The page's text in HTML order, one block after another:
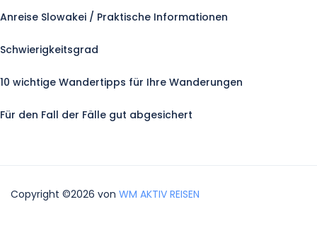
Anreise Slowakei / Praktische Informationen
Schwierigkeitsgrad
10 wichtige Wandertipps für Ihre Wanderungen
Für den Fall der Fälle gut abgesichert
Copyright ©2026 von WM AKTIV REISEN